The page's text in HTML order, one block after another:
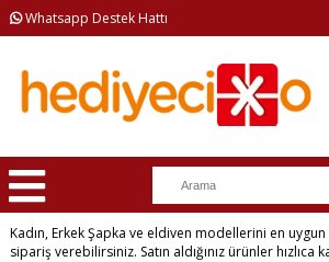
Whatsapp Destek Hattı
Kadın, Erkek Şapka ve eldiven modellerini en
sipariş verebilirsiniz. Satın aldığınız ürünler